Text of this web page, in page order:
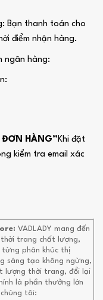
Bạn thanh toán cho
điểm nhận hàng.
ngân hàng:
ĐƠN HÀNG”Khi đặt
kiểm tra email xác
VADLADY mang đến
trang chất lượng,
phân khúc thị
sáng tạo không ngừng,
lượng thời trang, đổi lại
là phần thưởng lớn
chúng tôi: